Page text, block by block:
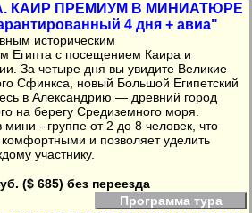
КАИР ПРЕМИУМ В МИНИАТЮРЕ
4 дня + авиа"
историческим
Египта с посещением Каира и
За четыре дня вы увидите Великие
Сфинкса, новый Большой Египетский
в Александрию — древний город
на берегу Средиземного моря.
- группе от 2 до 8 человек, что
комфортными и позволяет уделить
участнику.
($ 685) без переезда
Программа тура